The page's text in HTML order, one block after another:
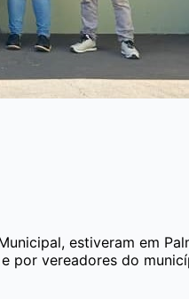
estiveram em
por vereadores do